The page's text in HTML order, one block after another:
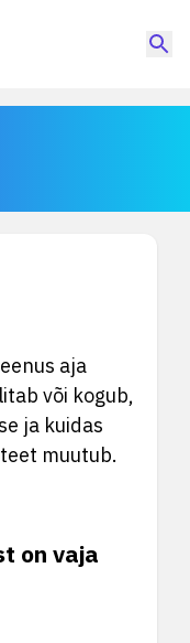
aja
või kogub,
ja kuidas
muutub.
on vaja